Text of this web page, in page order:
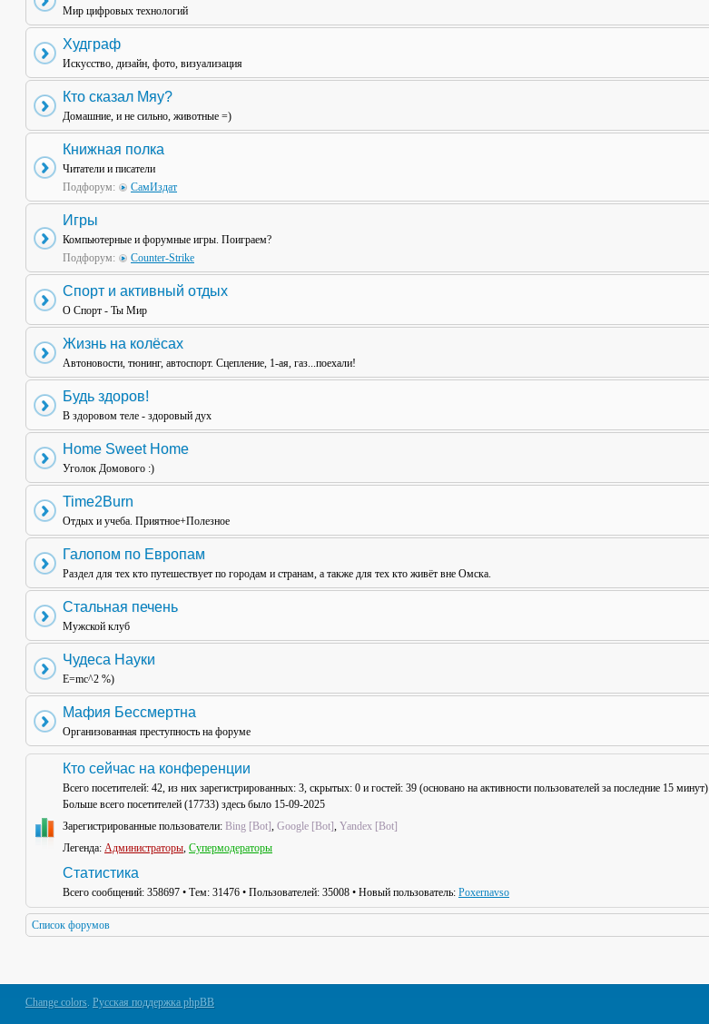
Мир цифровых технологий
Худграф
Искусство, дизайн, фото, визуализация
Кто сказал Мяу?
Домашние, и не сильно, животные =)
Книжная полка
Читатели и писатели
Подфорум:
СамИздат
Игры
Компьютерные и форумные игры. Поиграем?
Подфорум:
Counter-Strike
Спорт и активный отдых
О Спорт - Ты Мир
Жизнь на колёсах
Автоновости, тюнинг, автоспорт. Сцепление, 1-ая, газ...поехали!
Будь здоров!
В здоровом теле - здоровый дух
Home Sweet Home
Уголок Домового :)
Time2Burn
Отдых и учеба. Приятное+Полезное
Галопом по Европам
Раздел для тех кто путешествует по городам и странам, а также для тех кто живёт вне Омска.
Стальная печень
Мужской клуб
Чудеса Науки
E=mc^2 %)
Мафия Бессмертна
Организованная преступность на форуме
Кто сейчас на конференции
Всего посетителей: 42, из них зарегистрированных: 3, скрытых: 0 и гостей: 39 (основано на активности пользователей за последние 15 минут)
Больше всего посетителей (17733) здесь было 15-09-2025
Зарегистрированные пользователи: Bing [Bot], Google [Bot], Yandex [Bot]
Легенда: Администраторы, Супермодераторы
Статистика
Всего сообщений: 358697 • Тем: 31476 • Пользователей: 35008 • Новый пользователь: Poxernavso
Список форумов
Change colors. Русская поддержка phpBB